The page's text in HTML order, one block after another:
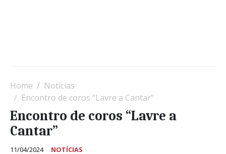
Home
Notícias
Encontro de coros “Lavre a Cantar”
Encontro de coros “Lavre a
Cantar”
11/04/2024 NOTÍCIAS